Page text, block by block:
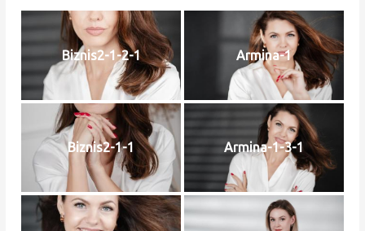
Biznis2-1-2-1 Armina-1
Biznis2-1-1 Armina-1-3-1